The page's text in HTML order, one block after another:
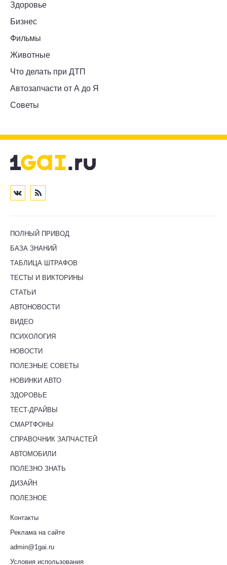
Здоровье
Бизнес
Фильмы
Животные
Что делать при ДТП
Автозапчасти от А до Я
Советы
ПОЛНЫЙ ПРИВОД
БАЗА ЗНАНИЙ
ТАБЛИЦА ШТРАФОВ
ТЕСТЫ И ВИКТОРИНЫ
СТАТЬИ
АВТОНОВОСТИ
ВИДЕО
ПСИХОЛОГИЯ
НОВОСТИ
ПОЛЕЗНЫЕ СОВЕТЫ
НОВИНКИ АВТО
ЗДОРОВЬЕ
ТЕСТ-ДРАЙВЫ
СМАРТФОНЫ
СПРАВОЧНИК ЗАПЧАСТЕЙ
АВТОМОБИЛИ
ПОЛЕЗНО ЗНАТЬ
ДИЗАЙН
ПОЛЕЗНОЕ
Контакты
Реклама на сайте
admin@1gai.ru
Условия использования